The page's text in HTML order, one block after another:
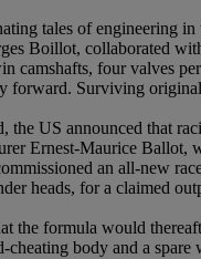
tales of engineering
Boillot, collaborated
camshafts, four valves
forward. Surviving
US announced that
Ernest-Maurice
an all-new
heads, for a claimed
the formula would
body and a